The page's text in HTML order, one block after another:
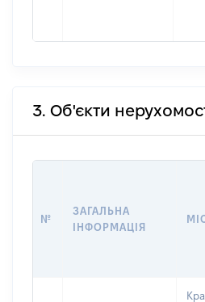
3. Об'єкти
№
ЗАГАЛЬНА
ІНФОРМАЦІЯ